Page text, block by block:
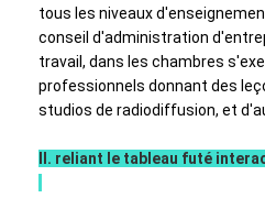
Tableau blanc interactif
tableau blanc interactif d'IR
tous les niveaux
conseil d'administration
travail, dans les chambres
professionnels donnant des
studios de radiodiffusion, et
II. reliant le tableau futé